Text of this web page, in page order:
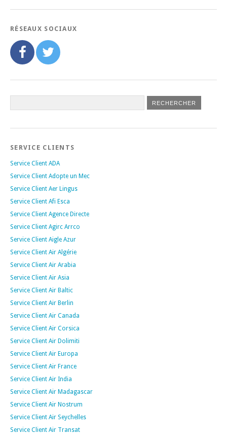
RÉSEAUX SOCIAUX
SERVICE CLIENTS
Service Client ADA
Service Client Adopte un Mec
Service Client Aer Lingus
Service Client Afi Esca
Service Client Agence Directe
Service Client Agirc Arrco
Service Client Aigle Azur
Service Client Air Algérie
Service Client Air Arabia
Service Client Air Asia
Service Client Air Baltic
Service Client Air Berlin
Service Client Air Canada
Service Client Air Corsica
Service Client Air Dolimiti
Service Client Air Europa
Service Client Air France
Service Client Air India
Service Client Air Madagascar
Service Client Air Nostrum
Service Client Air Seychelles
Service Client Air Transat